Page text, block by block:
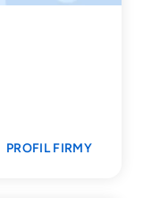
PROFIL FIRMY